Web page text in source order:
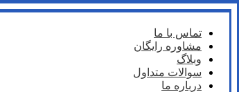
تماس با ما
مشاوره رایگان
وبلاگ
سوالات متداول
درباره ما